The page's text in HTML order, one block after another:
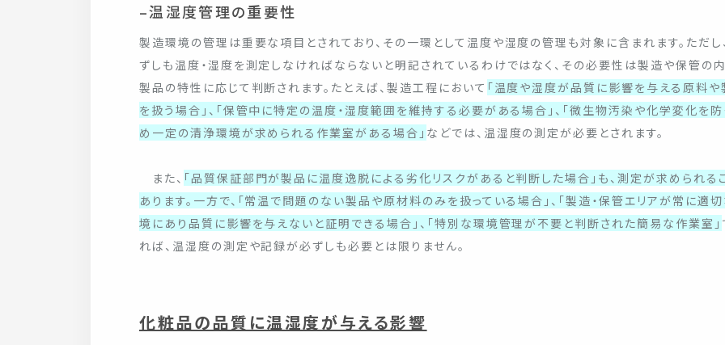
–温湿度管理の重要性
製造環境の管理は重要な項目とされており、その一環として温度や湿度の管理も対象に含まれます。ただし
ずしも温度・湿度を測定しなければならないと明記されているわけではなく、その必要性は製造や保管の
製品の特性に応じて判断されます。たとえば、製造工程において 「温度や湿度が品質に影響を与える原料や
を扱う場合」、「保管中に特定の温度・湿度範囲を維持する必要がある場合」、「微生物汚染や化学変化を防
め一定の清浄環境が求められる作業室がある場合」 などでは、温湿度の測定が必要とされます。
また、 「品質保証部門が製品に温度逸脱による劣化リスクがあると判断した場合」も、測定が求められる
あります。一方で、「常温で問題のない製品や原材料のみを扱っている場合」、「製造・保管エリアが常に適
境にあり品質に影響を与えないと証明できる場合」、「特別な環境管理が不要と判断された簡易な作業室」
れば、温湿度の測定や記録が必ずしも必要とは限りません。
化粧品の品質に温湿度が与える影響